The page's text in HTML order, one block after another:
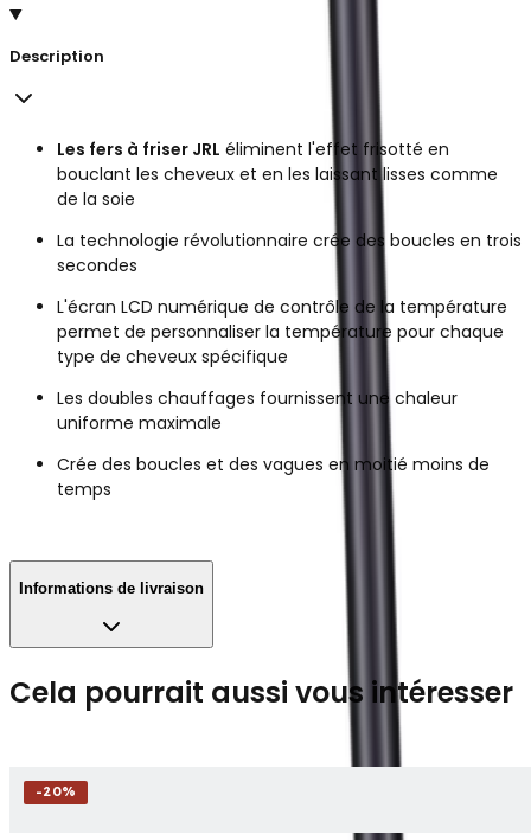
Description
Les fers à friser JRL éliminent l'effet frisotté en
bouclant les cheveux et en les laissant lisses comme
de la soie
La technologie révolutionnaire crée des boucles en trois
secondes
L'écran LCD numérique de contrôle de la température
permet de personnaliser la température pour chaque
type de cheveux spécifique
Les doubles chauffages fournissent une chaleur
uniforme maximale
Crée des boucles et des vagues en moitié moins de
temps
Informations de livraison
Cela pourrait aussi vous intéresser
-20%